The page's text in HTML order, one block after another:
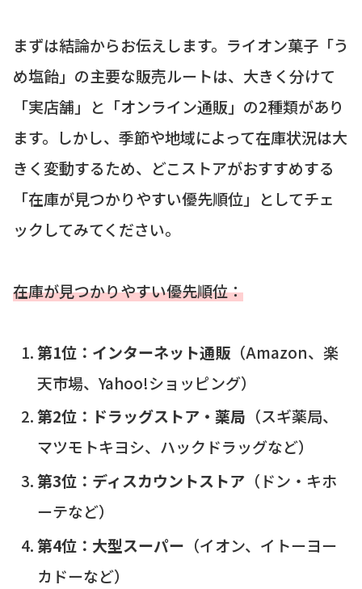
まずは結論からお伝えします。ライオン菓子「う
め塩飴」の主要な販売ルートは、大きく分けて
「実店舗」と「オンライン通販」の2種類があり
ます。しかし、季節や地域によって在庫状況は大
きく変動するため、どこストアがおすすめする
「在庫が見つかりやすい優先順位」としてチェ
ックしてみてください。
在庫が見つかりやすい優先順位：
第1位：インターネット通販（Amazon、楽
天市場、Yahoo!ショッピング）
第2位：ドラッグストア・薬局 （スギ薬局、
マツモトキヨシ、ハックドラッグなど）
第3位：ディスカウントストア（ドン・キホ
ーテなど）
第4位：大型スーパー （イオン、イトーヨー
カドーなど）